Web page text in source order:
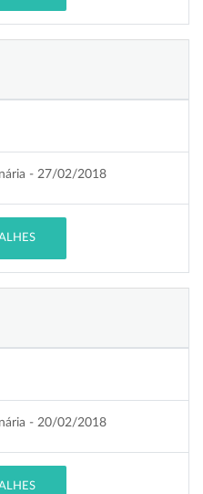
- 27/02/2018
- 20/02/2018